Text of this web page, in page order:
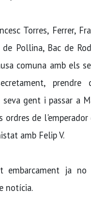
Torres, Ferrer,
de Pollina, Bac de
comuna amb els
prendre
gent i passar a
ordres de
amb Felip V.
embarcament ja
notí­cia.